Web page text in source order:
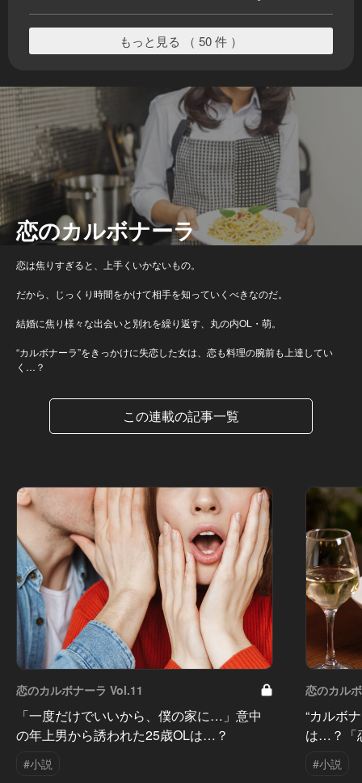
もっと見る （ 50 件 ）
恋のカルボナーラ
恋は焦りすぎると、上手くいかないもの。
だから、じっくり時間をかけて相手を知っていくべきなのだ。
結婚に焦り様々な出会いと別れを繰り返す、丸の内OL・萌。
“カルボナーラ”をきっかけに失恋した女は、恋も料理の腕前も上達してい
く…？
この連載の記事一覧
恋のカルボナーラ Vol.11
「一度だけでいいから、僕の家に…」意中
の年上男から誘われた25歳OLは…？
#小説
恋のカル
“カルボ
は…？「
#小説